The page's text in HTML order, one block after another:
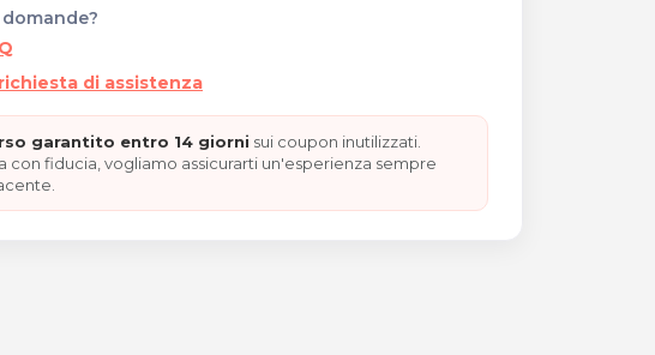
di assistenza
garantito entro 14 giorni sui coupon inutilizzati.
con fiducia, vogliamo assicurarti un'esperienza sempre